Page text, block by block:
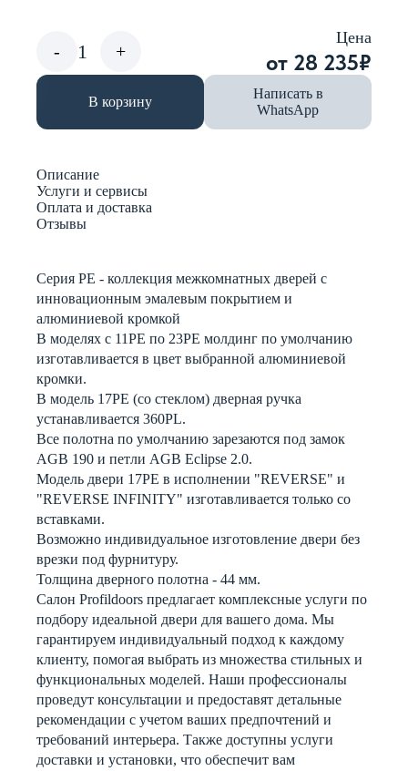
- 1 +
Цена
от 28 235₽
В корзину
Написать в
WhatsApp
Описание
Услуги и сервисы
Оплата и доставка
Отзывы
Серия РЕ - коллекция межкомнатных дверей с
инновационным эмалевым покрытием и
алюминиевой кромкой
В моделях с 11РЕ по 23PE молдинг по умолчанию
изготавливается в цвет выбранной алюминиевой
кромки.
В модель 17PЕ (со стеклом) дверная ручка
устанавливается 360PL.
Все полотна по умолчанию зарезаются под замок
AGB 190 и петли AGB Eclipse 2.0.
Модель двери 17РE в исполнении "REVERSE" и
"REVERSE INFINITY" изготавливается только со
вставками.
Возможно индивидуальное изготовление двери без
врезки под фурнитуру.
Толщина дверного полотна - 44 мм.
Салон Profildoors предлагает комплексные услуги по
подбору идеальной двери для вашего дома. Мы
гарантируем индивидуальный подход к каждому
клиенту, помогая выбрать из множества стильных и
функциональных моделей. Наши профессионалы
проведут консультации и предоставят детальные
рекомендации с учетом ваших предпочтений и
требований интерьера. Также доступны услуги
доставки и установки, что обеспечит вам